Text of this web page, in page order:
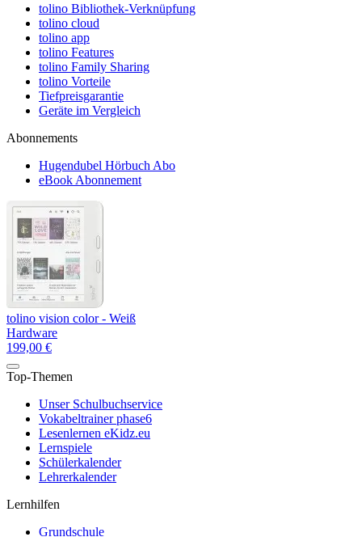
tolino Bibliothek-Verknüpfung
tolino cloud
tolino app
tolino Features
tolino Family Sharing
tolino Vorteile
Tiefpreisgarantie
Geräte im Vergleich
Abonnements
Hugendubel Hörbuch Abo
eBook Abonnement
tolino vision color - Weiß
Hardware
199,00 €
Top-Themen
Unser Schulbuchservice
Vokabeltrainer phase6
Lesenlernen eKidz.eu
Lernspiele
Schülerkalender
Lehrerkalender
Lernhilfen
Grundschule